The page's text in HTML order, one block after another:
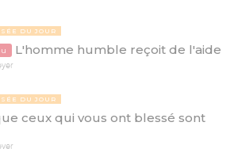
DU JOUR
L'homme humble reçoit de l'aide
DU JOUR
ceux qui vous ont blessé sont